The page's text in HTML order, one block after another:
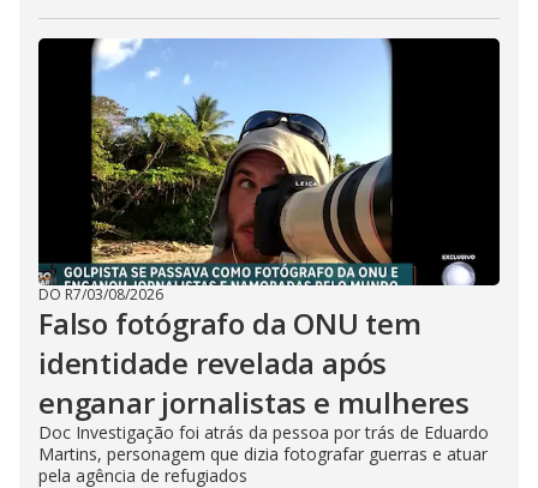
DO R7/03/08/2026
Falso fotógrafo da ONU tem
identidade revelada após
enganar jornalistas e mulheres
Doc Investigação foi atrás da pessoa por trás de Eduardo
Martins, personagem que dizia fotografar guerras e atuar
pela agência de refugiados